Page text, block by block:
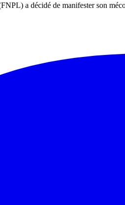
a décidé de manifester son